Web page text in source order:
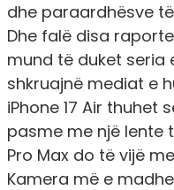
dhe paraardhësve
Dhe falë disa
mund të duket seria
shkruajnë mediat e
iPhone 17 Air thuhet
pasme me një lente
Pro Max do të vijë
Kamera më e